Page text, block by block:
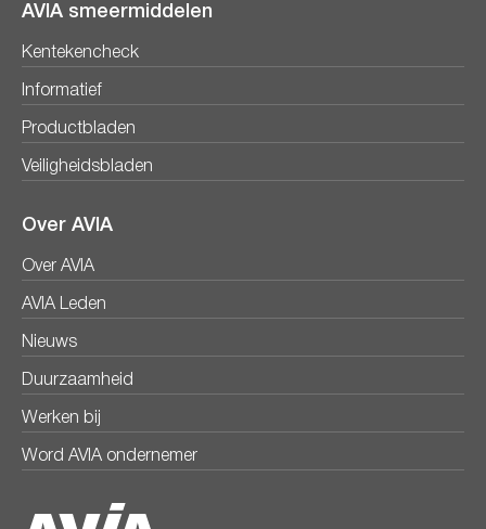
AVIA smeermiddelen
Kentekencheck
Informatief
Productbladen
Veiligheidsbladen
Over AVIA
Over AVIA
AVIA Leden
Nieuws
Duurzaamheid
Werken bij
Word AVIA ondernemer